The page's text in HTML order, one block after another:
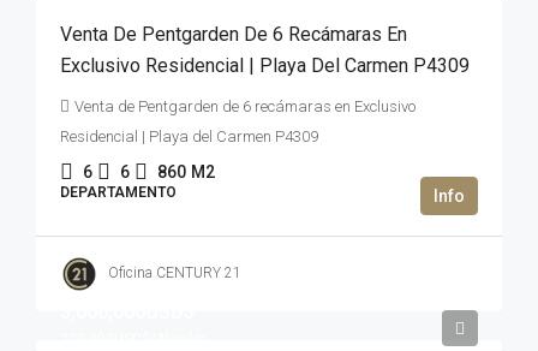
Venta De Pentgarden De 6 Recámaras En
Exclusivo Residencial | Playa Del Carmen P4309
Venta de Pentgarden de 6 recámaras en Exclusivo
Residencial | Playa del Carmen P4309
6 6 860 M2
DEPARTAMENTO
Oficina CENTURY 21